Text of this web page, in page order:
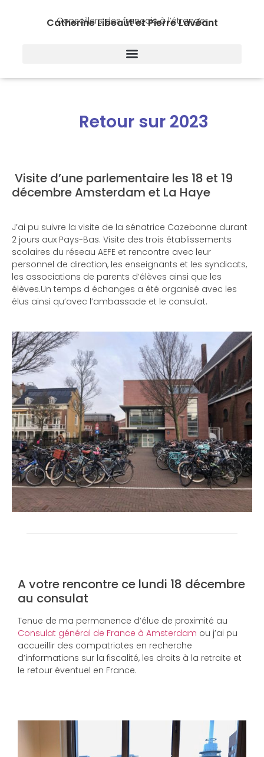
Catherine Libeaut et Pierre Lavéant
Conseillers des français à l’étranger
Retour sur 2023
Visite d’une parlementaire les 18 et 19
décembre Amsterdam et La Haye
J’ai pu suivre la visite de la sénatrice Cazebonne durant
2 jours aux Pays-Bas. Visite des trois établissements
scolaires du réseau AEFE et rencontre avec leur
personnel de direction, les enseignants et les syndicats,
les associations de parents d’élèves ainsi que les
élèves.Un temps d échanges a été organisé avec les
élus ainsi qu’avec l’ambassade et le consulat.
A votre rencontre ce lundi 18 décembre
au consulat
Tenue de ma permanence d’élue de proximité au
Consulat général de France à Amsterdam ou j’ai pu
accueillir des compatriotes en recherche
d’informations sur la fiscalité, les droits à la retraite et
le retour éventuel en France.